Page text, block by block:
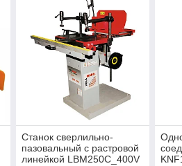
Станок сверлильно-
пазовальный с растровой
линейкой LBM250C_400V